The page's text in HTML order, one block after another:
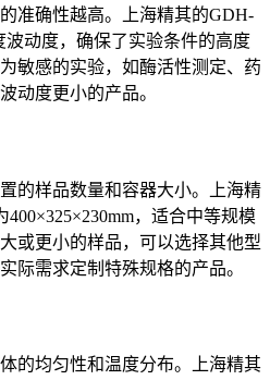
准确性越高。上海精其的GDH-
波动度，确保了实验条件的高度
敏感的实验，如酶活性测定、药
动度更小的产品。
的样品数量和容器大小。上海精
，适合中等规模
或更小的样品，可以选择其他型
际需求定制特殊规格的产品。
的均匀性和温度分布。上海精其